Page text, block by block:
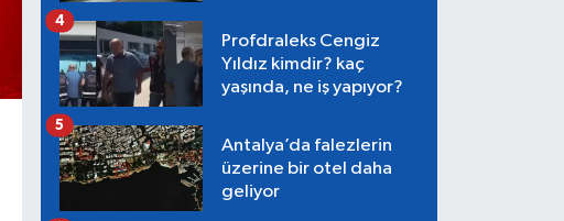
Profdraleks Cengiz
Yıldız kimdir? kaç
yaşında, ne iş yapıyor?
4
Antalya’da falezlerin
üzerine bir otel daha
geliyor
5